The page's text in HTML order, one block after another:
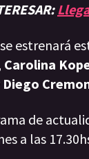
estrenará
Carolina
Diego
de
a las